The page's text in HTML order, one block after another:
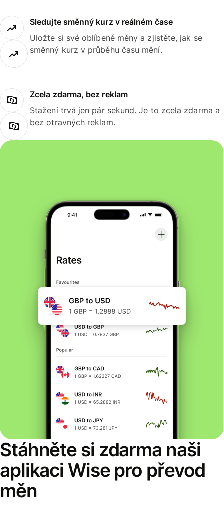
Sledujte směnný kurz v reálném čase
Uložte si své oblíbené měny a zjistěte, jak se
směnný kurz v průběhu času mění.
Zcela zdarma, bez reklam
Stažení trvá jen pár sekund. Je to zcela zdarma a
bez otravných reklam.
Stáhněte si zdarma naši
aplikaci Wise pro převod
měn